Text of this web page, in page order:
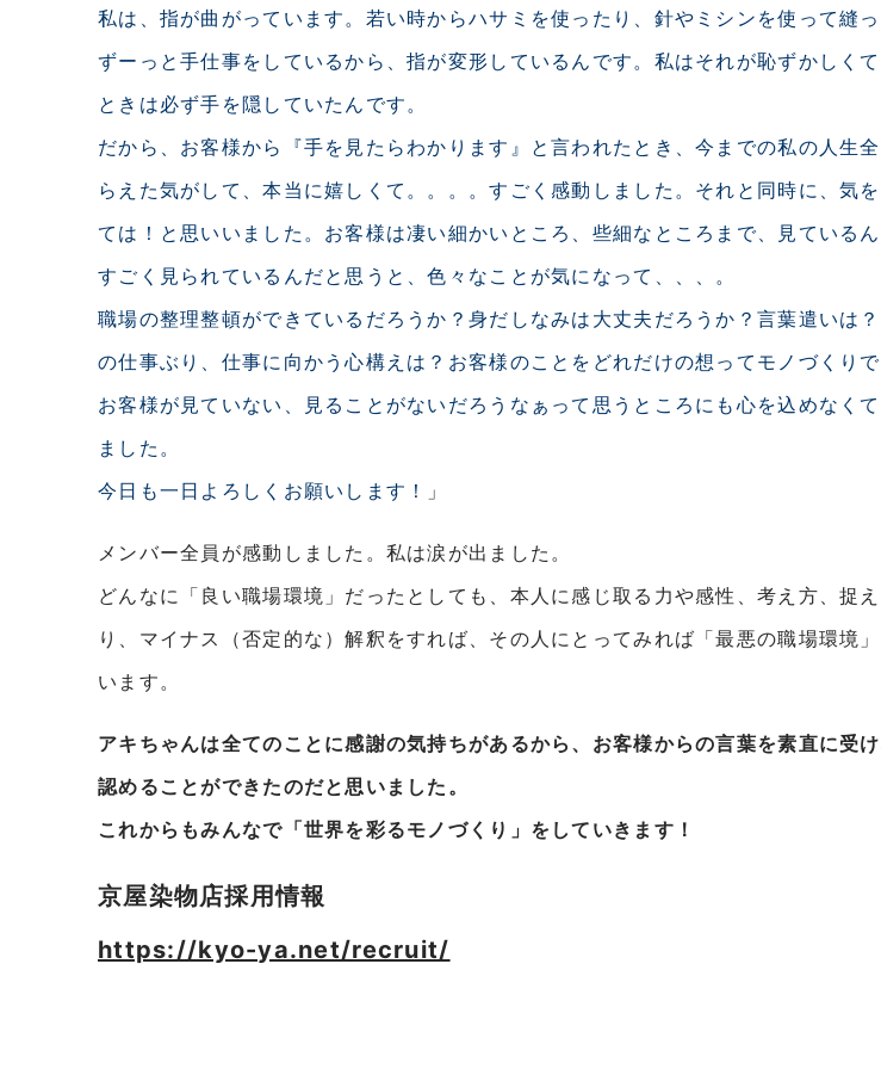
私は、指が曲がっています。若い時からハサミを使ったり、針やミシンを使って縫っ
ずーっと手仕事をしているから、指が変形しているんです。私はそれが恥ずかしく
ときは必ず手を隠していたんです。
だから、お客様から『手を見たらわかります』と言われたとき、今までの私の人生
らえた気がして、本当に嬉しくて。。。。すごく感動しました。それと同時に、気を
ては！と思いいました。お客様は凄い細かいところ、些細なところまで、見ているん
すごく見られているんだと思うと、色々なことが気になって、、、。
職場の整理整頓ができているだろうか？身だしなみは大丈夫だろうか？言葉遣いは
の仕事ぶり、仕事に向かう心構えは？お客様のことをどれだけの想ってモノづくり
お客様が見ていない、見ることがないだろうなぁって思うところにも心を込めなく
ました。
今日も一日よろしくお願いします！
」
メンバー全員が感動しました。私は涙が出ました。
どんなに「良い職場環境」だったとしても、本人に感じ取る力や感性、考え方、捉
り、マイナス（否定的な）解釈をすれば、その人にとってみれば「最悪の職場環境
います。
アキちゃんは全てのことに感謝の気持ちがあるから、お客様からの言葉を素直に受
認めることができたのだと思いました。
これからもみんなで「世界を彩るモノづくり」をしていきます！
京屋染物店採用情報
https://kyo-ya.net/recruit/